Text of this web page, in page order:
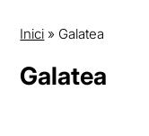
Inici » Galatea
Galatea